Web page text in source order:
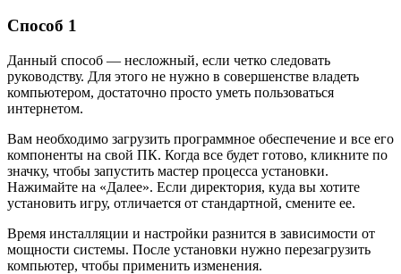
Способ 1
Данный способ — несложный, если четко следовать
руководству. Для этого не нужно в совершенстве владеть
компьютером, достаточно просто уметь пользоваться
интернетом.
Вам необходимо загрузить программное обеспечение и все его
компоненты на свой ПК. Когда все будет готово, кликните по
значку, чтобы запустить мастер процесса установки.
Нажимайте на «Далее». Если директория, куда вы хотите
установить игру, отличается от стандартной, смените ее.
Время инсталляции и настройки разнится в зависимости от
мощности системы. После установки нужно перезагрузить
компьютер, чтобы применить изменения.